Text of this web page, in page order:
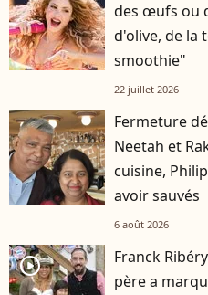
des œufs ou
d'olive, de la
smoothie"
22 juillet 2026
Fermeture
Neetah et
cuisine,
avoir sauvés
6 août 2026
player2
Franck
père a